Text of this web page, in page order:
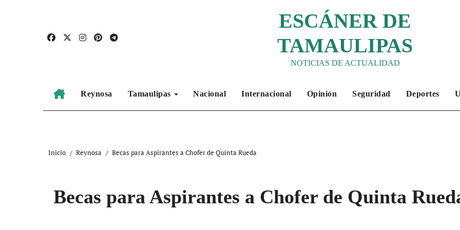
ESCÁNER DE
TAMAULIPAS
NOTICIAS DE ACTUALIDAD
Reynosa Tamaulipas Nacional Internacional Opinión Seguridad Deportes
Inicio Reynosa Becas para Aspirantes a Chofer de Quinta Rueda
Becas para Aspirantes a Chofer de Quinta